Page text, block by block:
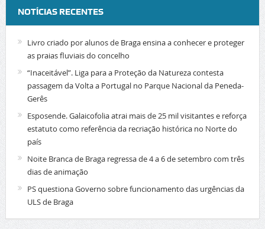
NOTÍCIAS RECENTES
Livro criado por alunos de Braga ensina a conhecer e proteger
as praias fluviais do concelho
“Inaceitável”. Liga para a Proteção da Natureza contesta
passagem da Volta a Portugal no Parque Nacional da Peneda-
Gerês
Esposende. Galaicofolia atrai mais de 25 mil visitantes e reforça
estatuto como referência da recriação histórica no Norte do
país
Noite Branca de Braga regressa de 4 a 6 de setembro com três
dias de animação
PS questiona Governo sobre funcionamento das urgências da
ULS de Braga